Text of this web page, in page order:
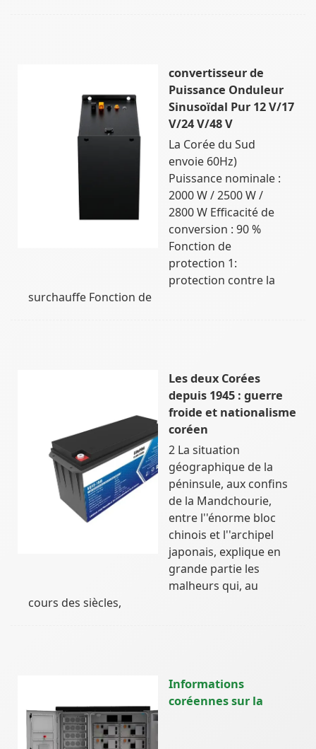
convertisseur de
Puissance Onduleur
Sinusoïdal Pur 12 V/17
V/24 V/48 V
La Corée du Sud
envoie 60Hz)
Puissance nominale :
2000 W / 2500 W /
2800 W Efficacité de
conversion : 90 %
Fonction de
protection 1:
protection contre la
surchauffe Fonction de
Les deux Corées
depuis 1945 : guerre
froide et nationalisme
coréen
2 La situation
géographique de la
péninsule, aux confins
de la Mandchourie,
entre l''énorme bloc
chinois et l''archipel
japonais, explique en
grande partie les
malheurs qui, au
cours des siècles,
Informations
coréennes sur la